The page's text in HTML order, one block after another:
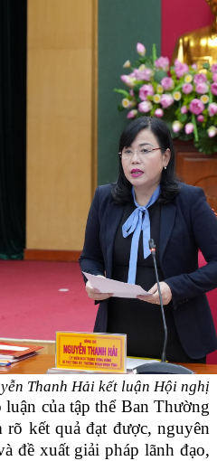
Thanh Hải kết luận Hội nghị
của tập thể Ban Thường
kết quả đạt được, nguyên
đề xuất giải pháp lãnh đạo,